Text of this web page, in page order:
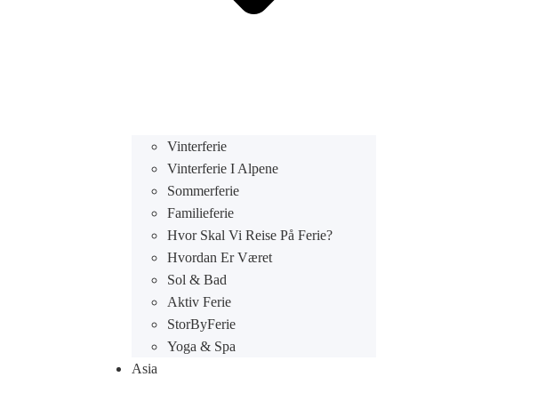
Vinterferie
Vinterferie I Alpene
Sommerferie
Familieferie
Hvor Skal Vi Reise På Ferie?
Hvordan Er Været
Sol & Bad
Aktiv Ferie
StorByFerie
Yoga & Spa
Asia